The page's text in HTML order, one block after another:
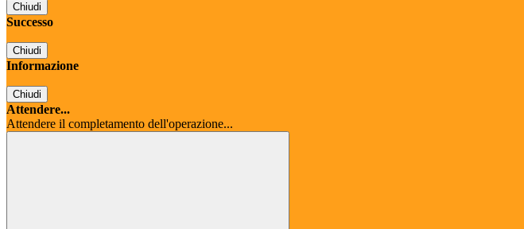
Chiudi
Successo
Chiudi
Informazione
Chiudi
Attendere...
Attendere il completamento dell'operazione...